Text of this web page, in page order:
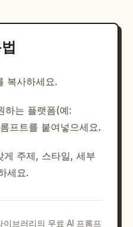
복사하세요.
하는 플랫폼(예:
프트를 붙여넣으세요.
게 주제, 스타일, 세부
세요.
브러리의 무료 AI 프롬프